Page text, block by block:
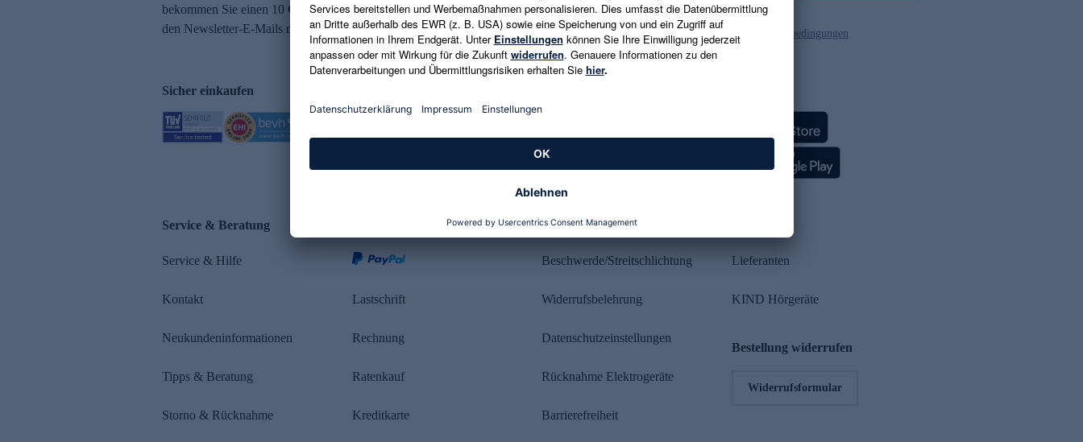
bekommen Sie einen 10 € Gutschein. Eine Abmeldung ist jederzeit in
den Newsletter-E-Mails möglich.
Es gelten die Datenschutzrichtlinien und die Gutscheinbedingungen
Sicher einkaufen
Service & Beratung
Service & Hilfe
Kontakt
Neukundeninformationen
Tipps & Beratung
Storno & Rücknahme
Lastschrift
Rechnung
Ratenkauf
Kreditkarte
Rechtliches
Beschwerde/Streitschlichtung
Widerrufsbelehrung
Datenschutzeinstellungen
Rücknahme Elektrogeräte
Barrierefreiheit
Lieferanten
KIND Hörgeräte
Bestellung widerrufen
Widerrufsformular